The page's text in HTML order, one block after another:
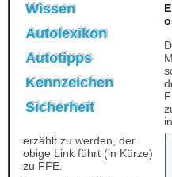
Wissen
Autolexikon
Autotipps
Kennzeichen
Sicherheit
erzählt zu werden, der
obige Link führt (in Kürze)
zu FFE.